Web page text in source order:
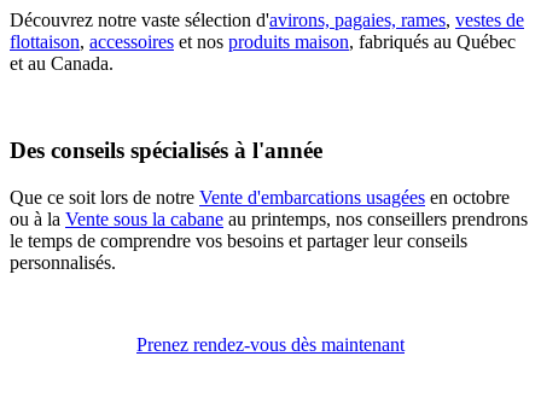
Découvrez notre vaste sélection d'avirons, pagaies, rames, vestes de
flottaison, accessoires et nos produits maison, fabriqués au Québec
et au Canada.
Des conseils spécialisés à l'année
Que ce soit lors de notre Vente d'embarcations usagées en octobre
ou à la Vente sous la cabane au printemps, nos conseillers prendrons
le temps de comprendre vos besoins et partager leur conseils
personnalisés.
Prenez rendez-vous dès maintenant